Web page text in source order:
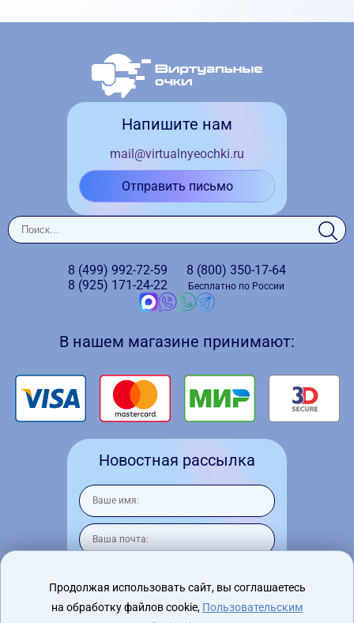
Напишите нам
mail@virtualnyeochki.ru
Отправить письмо
8 (499) 992-72-59
8 (925) 171-24-22
8 (800) 350-17-64
Бесплатно по России
В нашем магазине принимают:
Новостная рассылка
Я согласен на обработку персональных
Продолжая использовать сайт, вы соглашаетесь
на обработку файлов cookie, Пользовательским